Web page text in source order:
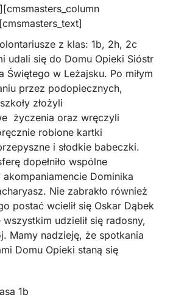
z klas: 1b, 2h, 2c
udali się do Domu Opieki Sióstr
Świętego w Leżajsku. Po miłym
przez podopiecznych,
złożyli
życzenia oraz wręczyli
robione kartki
i słodkie babeczki.
dopełniło wspólne
Dominika
Nie zabrakło również
postać wcielił się Oskar Dąbek
udzielił się radosny,
Mamy nadzieję, że spotkania
Domu Opieki staną się
1b